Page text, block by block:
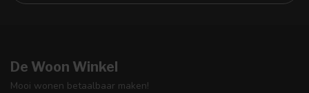
De Woon Winkel
Mooi wonen betaalbaar maken!